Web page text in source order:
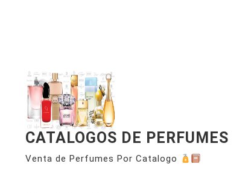
CATALOGOS DE PERFUMES
Venta de Perfumes Por Catalogo